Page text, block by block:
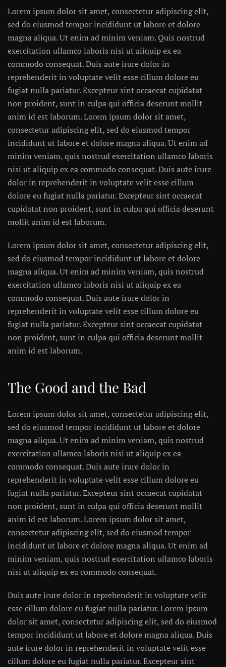
Lorem ipsum dolor sit amet, consectetur adipiscing elit,
sed do eiusmod tempor incididunt ut labore et dolore
magna aliqua. Ut enim ad minim veniam. Quis nostrud
exercitation ullamco laboris nisi ut aliquip ex ea
commodo consequat. Duis aute irure dolor in
reprehenderit in voluptate velit esse cillum dolore eu
fugiat nulla pariatur. Excepteur sint occaecat cupidatat
non proident, sunt in culpa qui officia deserunt mollit
anim id est laborum. Lorem ipsum dolor sit amet,
consectetur adipiscing elit, sed do eiusmod tempor
incididunt ut labore et dolore magna aliqua. Ut enim ad
minim veniam, quis nostrud exercitation ullamco laboris
nisi ut aliquip ex ea commodo consequat. Duis aute irure
dolor in reprehenderit in voluptate velit esse cillum
dolore eu fugiat nulla pariatur. Excepteur sint occaecat
cupidatat non proident, sunt in culpa qui officia deserunt
mollit anim id est laborum.
Lorem ipsum dolor sit amet, consectetur adipiscing elit,
sed do eiusmod tempor incididunt ut labore et dolore
magna aliqua. Ut enim ad minim veniam, quis nostrud
exercitation ullamco laboris nisi ut aliquip ex ea
commodo consequat. Duis aute irure dolor in
reprehenderit in voluptate velit esse cillum dolore eu
fugiat nulla pariatur. Excepteur sint occaecat cupidatat
non proident, sunt in culpa qui officia deserunt mollit
anim id est laborum.
The Good and the Bad
Lorem ipsum dolor sit amet, consectetur adipiscing elit,
sed do eiusmod tempor incididunt ut labore et dolore
magna aliqua. Ut enim ad minim veniam, quis nostrud
exercitation ullamco laboris nisi ut aliquip ex ea
commodo consequat. Duis aute irure dolor in
reprehenderit in voluptate velit esse cillum dolore eu
fugiat nulla pariatur. Excepteur sint occaecat cupidatat
non proident, sunt in culpa qui officia deserunt mollit
anim id est laborum. Lorem ipsum dolor sit amet,
consectetur adipiscing elit, sed do eiusmod tempor
incididunt ut labore et dolore magna aliqua. Ut enim ad
minim veniam, quis nostrud exercitation ullamco laboris
nisi ut aliquip ex ea commodo consequat.
Duis aute irure dolor in reprehenderit in voluptate velit
esse cillum dolore eu fugiat nulla pariatur. Lorem ipsum
dolor sit amet, consectetur adipiscing elit, sed do eiusmod
tempor incididunt ut labore et dolore magna aliqua. Duis
aute irure dolor in reprehenderit in voluptate velit esse
cillum dolore eu fugiat nulla pariatur. Excepteur sint